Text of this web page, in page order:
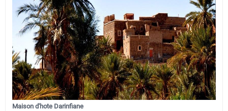
Maison d'hote Darinfiane